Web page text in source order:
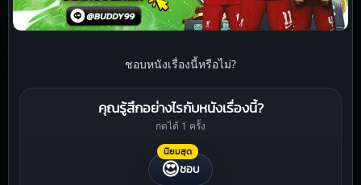
ชอบหนังเรื่องนี้หรือไม่?
คุณรู้สึกอย่างไรกับหนังเรื่องนี้?
กดได้ 1 ครั้ง
นิยมสุด
😍ชอบ